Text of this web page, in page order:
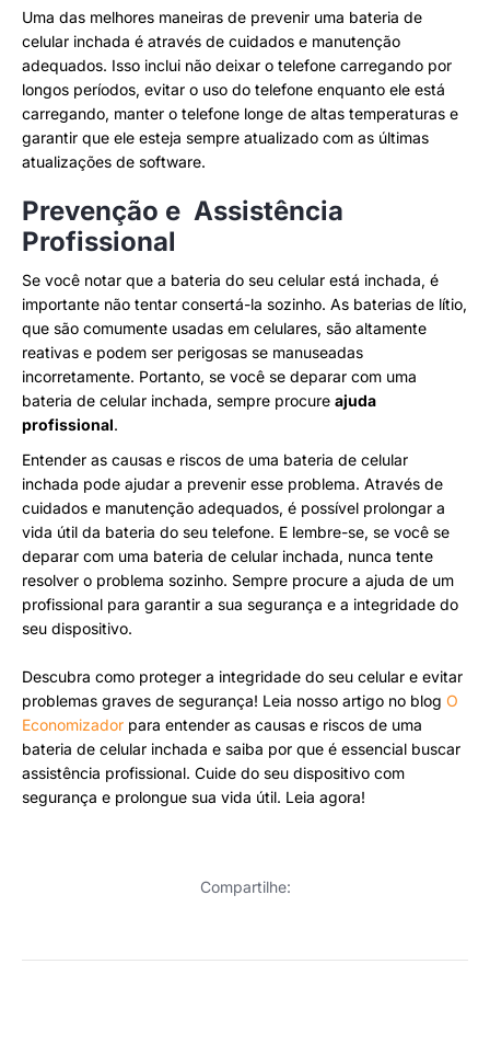
Uma das melhores maneiras de prevenir uma bateria de
celular inchada é através de cuidados e manutenção
adequados. Isso inclui não deixar o telefone carregando por
longos períodos, evitar o uso do telefone enquanto ele está
carregando, manter o telefone longe de altas temperaturas e
garantir que ele esteja sempre atualizado com as últimas
atualizações de software.
Prevenção e Assistência
Profissional
Se você notar que a bateria do seu celular está inchada, é
importante não tentar consertá-la sozinho. As baterias de lítio,
que são comumente usadas em celulares, são altamente
reativas e podem ser perigosas se manuseadas
incorretamente. Portanto, se você se deparar com uma
bateria de celular inchada, sempre procure ajuda
profissional.
Entender as causas e riscos de uma bateria de celular
inchada pode ajudar a prevenir esse problema. Através de
cuidados e manutenção adequados, é possível prolongar a
vida útil da bateria do seu telefone. E lembre-se, se você se
deparar com uma bateria de celular inchada, nunca tente
resolver o problema sozinho. Sempre procure a ajuda de um
profissional para garantir a sua segurança e a integridade do
seu dispositivo.
Descubra como proteger a integridade do seu celular e evitar
problemas graves de segurança! Leia nosso artigo no blog O
Economizador para entender as causas e riscos de uma
bateria de celular inchada e saiba por que é essencial buscar
assistência profissional. Cuide do seu dispositivo com
segurança e prolongue sua vida útil. Leia agora!
Compartilhe: